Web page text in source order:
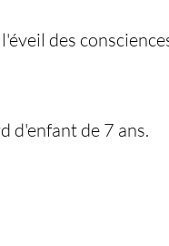
des
d'enfant de 7 ans.